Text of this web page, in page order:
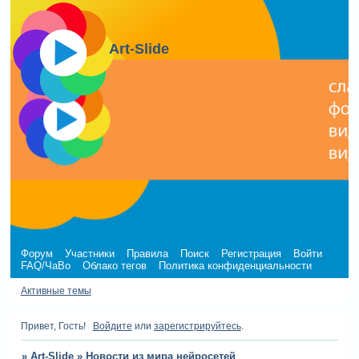
Art-Slide
Форум Участники Правила Поиск Регистрация
Войти
FAQ/ЧаВо
Облако тегов Политика конфиденциальности
Активные темы
Привет, Гость! Войдите или зарегистрируйтесь.
» Art-Slide » Новости из мира нейросетей